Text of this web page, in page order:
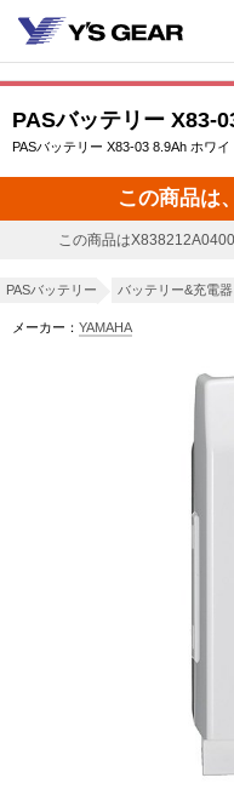
PASバッテリー X83-
PASバッテリー X83-03 8.9Ah ホワ
この商品は
この商品は
PASバッテリー バッテリー&充電
メーカー： YAMAHA